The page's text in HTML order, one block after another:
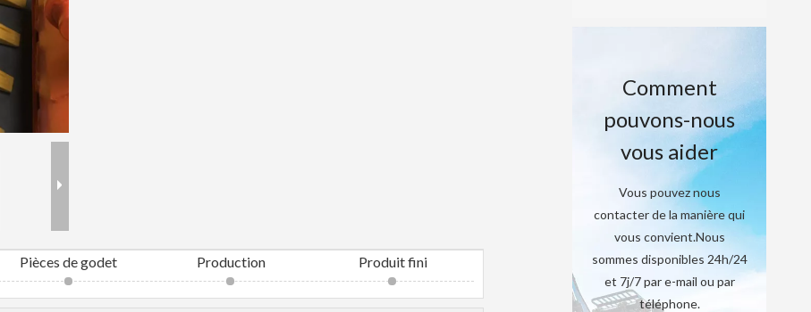
Pièces de godet Production Produit fini
Comment
pouvons-nous
vous aider
Vous pouvez nous
contacter de la manière qui
vous convient.Nous
sommes disponibles 24h/24
et 7j/7 par e-mail ou par
téléphone.